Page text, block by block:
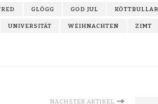
GLÖGG GOD JUL KÖTTBULLAR
UNIVERSITÄT WEIHNACHTEN ZIMT
NÄCHSTER ARTIKEL